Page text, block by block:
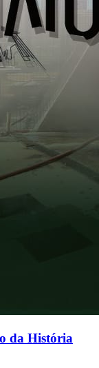
da História